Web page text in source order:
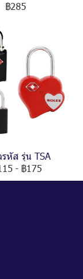
฿285
หัส รุ่น TSA
- ฿175